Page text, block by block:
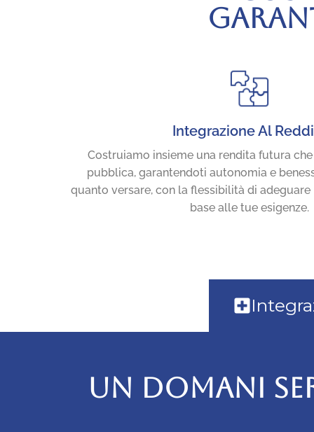
Integrazione Al
Costruiamo insieme una rendita futura
pubblica, garantendoti autonomia e
quanto versare, con la flessibilità di adeguare
base alle tue esigenze.
UN DOMANI